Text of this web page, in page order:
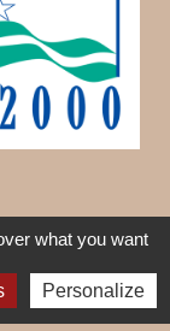
what you want
Personalize